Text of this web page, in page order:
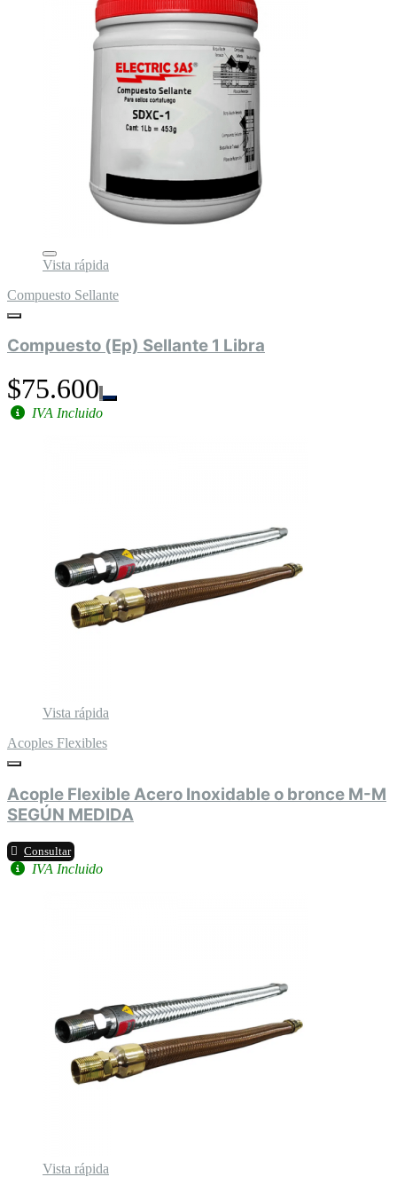
Vista rápida
Compuesto Sellante
Compuesto (Ep) Sellante 1 Libra
$75.600
IVA Incluido
Vista rápida
Acoples Flexibles
Acople Flexible Acero Inoxidable o bronce M-M
SEGÚN MEDIDA
Consultar
IVA Incluido
Vista rápida